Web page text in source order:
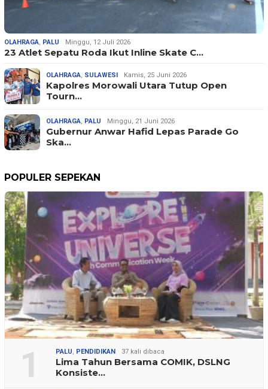
OLAHRAGA, PALU Minggu, 12 Juli 2026
23 Atlet Sepatu Roda Ikut Inline Skate C…
OLAHRAGA, SULAWESI Kamis, 25 Juni 2026
Kapolres Morowali Utara Tutup Open
Tourn…
OLAHRAGA, PALU Minggu, 21 Juni 2026
Gubernur Anwar Hafid Lepas Parade Go
Ska…
POPULER SEPEKAN
1 PALU, PENDIDIKAN 37 kali dibaca
Lima Tahun Bersama COMIK, DSLNG
Konsiste…